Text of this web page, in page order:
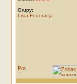
Grupy:
Lisia Federacja